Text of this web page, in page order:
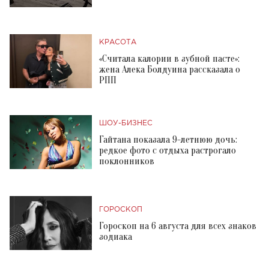
КРАСОТА
«Считала калории в зубной пасте»:
жена Алека Болдуина рассказала о
РПП
ШОУ-БИЗНЕС
Гайтана показала 9-летнюю дочь:
редкое фото с отдыха растрогало
поклонников
ГОРОСКОП
Гороскоп на 6 августа для всех знаков
зодиака